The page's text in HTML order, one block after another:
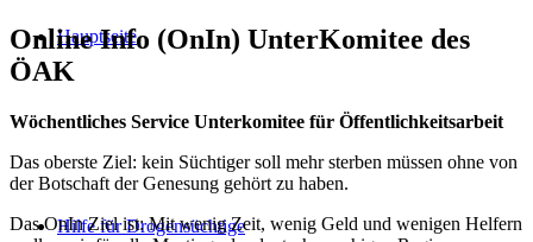
Hauptseite
Hilfe für Drogensüchtige
Online Info (OnIn) UnterKomitee des
ÖAK
Wöchentliches Service Unterkomitee für Öffentlichkeitsarbeit
Das oberste Ziel: kein Süchtiger soll mehr sterben müssen ohne von
der Botschaft der Genesung gehört zu haben.
Das OnIn Ziel ist: Mit wenig Zeit, wenig Geld und wenigen Helfern